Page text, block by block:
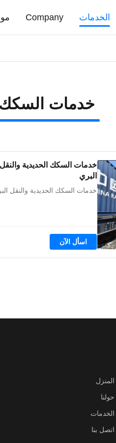
الخدمات Company
خدمات السكك
خدمات السكك الحديدية والنقل
البري
خدمات السكك الحديدية والنقل
اسأل الآن
المنزل
حولنا
الخدمات
اتصل بنا